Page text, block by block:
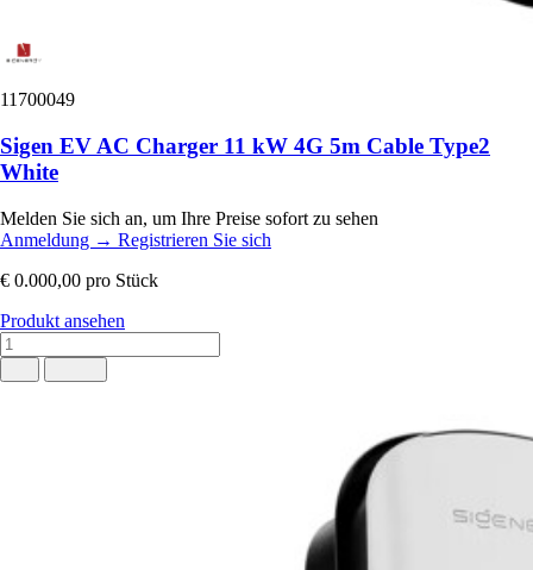
11700049
Sigen EV AC Charger 11 kW 4G 5m Cable Type2
White
Melden Sie sich an, um Ihre Preise sofort zu sehen
Anmeldung → Registrieren Sie sich
€ 0.000,00 pro Stück
Produkt ansehen